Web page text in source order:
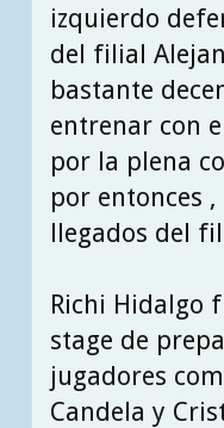
izquierdo
del filial
bastante
entrenar con
por la plena
por entonces
llegados del
Richi Hidalgo
stage de
jugadores
Candela y